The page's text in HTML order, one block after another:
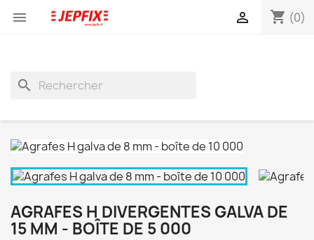
 shopping_cart (0)

search
AGRAFES H DIVERGENTES GALVA DE
15 MM - BOÎTE DE 5 000